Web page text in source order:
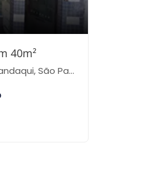
40m²
São Paulo-SP